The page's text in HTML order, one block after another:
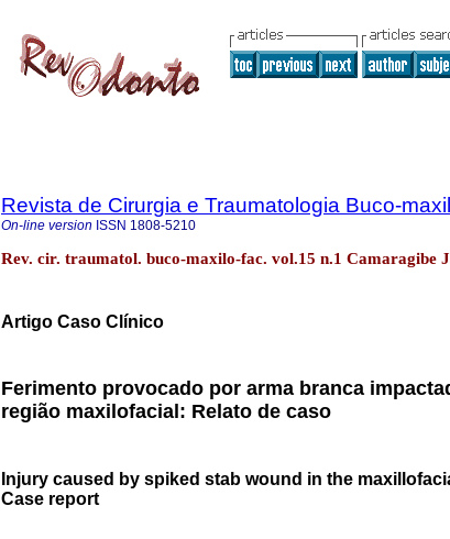
Revista de Cirurgia e Traumatologia Buco-
On-line version ISSN 1808-5210
Rev. cir. traumatol. buco-maxilo-fac. vol.15 n.1 Camaragibe
Artigo Caso Clínico
Ferimento provocado por arma branca
região maxilofacial: Relato de caso
Injury caused by spiked stab wound in the
Case report